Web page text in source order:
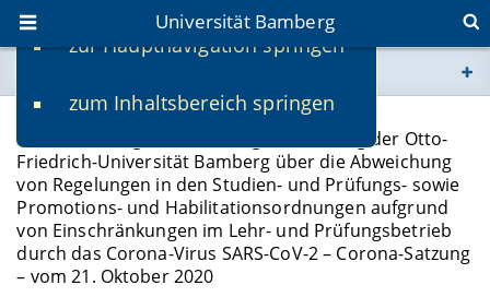
zur Hauptnavigation springen
zum Inhaltsbereich springen
Universität Bamberg
www.uni-bamberg.de
univis.uni-bamberg.de
fis.uni-bamberg.de
2020-82
Zweite Satzung zur Änderung der Satzung der Otto-
Friedrich-Universität Bamberg über die Abweichung
von Regelungen in den Studien- und Prüfungs- sowie
Promotions- und Habilitationsordnungen aufgrund
von Einschränkungen im Lehr- und Prüfungsbetrieb
durch das Corona-Virus SARS-CoV-2 – Corona-Satzung
– vom 21. Oktober 2020